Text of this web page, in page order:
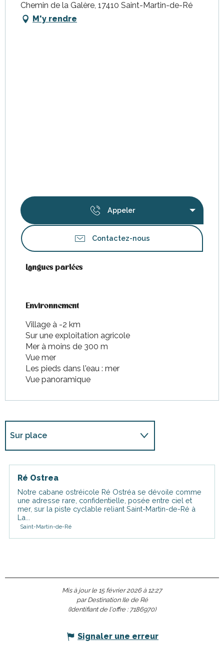
Chemin de la Galère, 17410 Saint-Martin-de-Ré
M'y rendre
Appeler
Contactez-nous
Langues parlées
Langues parlées
Environnement
Environnement
Village à -2 km
Sur une exploitation agricole
Mer à moins de 300 m
Vue mer
Les pieds dans l'eau : mer
Vue panoramique
Sur place
Est situé(e) dans...
Propose une offre spéciale
dans le cadre de ...
Ré Ostrea
Notre cabane ostréicole Ré Ostréa se dévoile comme
une adresse rare, confidentielle, posée entre ciel et
mer, sur la piste cyclable reliant Saint-Martin-de-Ré à
La...
Saint-Martin-de-Ré
Mis à jour le 15 février 2026 à 12:27
par Destination Ile de Ré
(Identifiant de l'offre : 7186970)
Signaler une erreur